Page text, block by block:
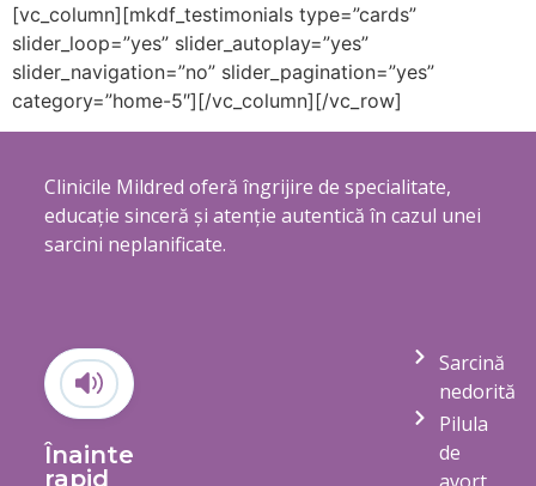
[vc_column][mkdf_testimonials type=”cards”
slider_loop=”yes” slider_autoplay=”yes”
slider_navigation=”no” slider_pagination=”yes”
category=”home-5″][/vc_column][/vc_row]
Clinicile Mildred oferă îngrijire de specialitate,
educație sinceră și atenție autentică în cazul unei
sarcini neplanificate.
Înainte
rapid
Sarcină
nedorită
Pilula
de